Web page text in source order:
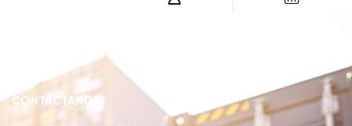
CONTÁCTANOS